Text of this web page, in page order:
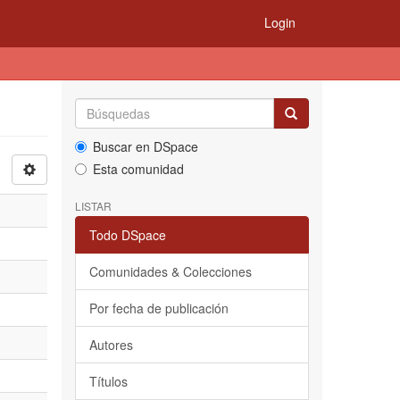
Login
Buscar en DSpace
Esta comunidad
LISTAR
Todo DSpace
Comunidades & Colecciones
Por fecha de publicación
Autores
Títulos